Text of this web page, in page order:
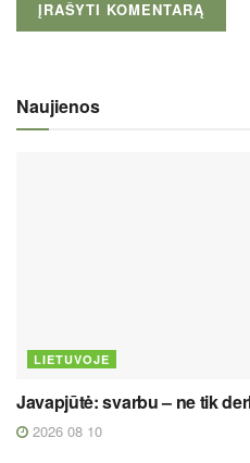
Naujienos
LIETUVOJE
Javapjūtė: svarbu – ne tik
2026 08 10